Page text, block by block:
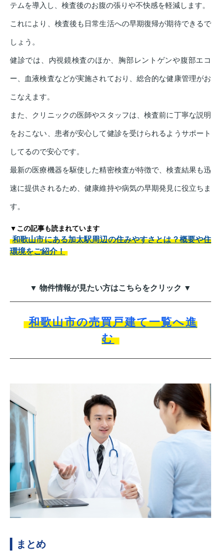
テムを導入し、検査後のお腹の張りや不快感を軽減します。
これにより、検査後も日常生活への早期復帰が期待できるで
しょう。
健診では、内視鏡検査のほか、胸部レントゲンや腹部エコ
ー、血液検査などが実施されており、総合的な健康管理がお
こなえます。
また、クリニックの医師やスタッフは、検査前に丁寧な説明
をおこない、患者が安心して健診を受けられるようサポート
してるので安心です。
最新の医療機器を駆使した精密検査が特徴で、検査結果も迅
速に提供されるため、健康維持や病気の早期発見に役立ちま
す。
▼この記事も読まれています
和歌山市にある加太駅周辺の住みやすさとは？概要や住
環境をご紹介！
▼ 物件情報が見たい方はこちらをクリック ▼
和歌山市の売買戸建て一覧へ進
む
まとめ